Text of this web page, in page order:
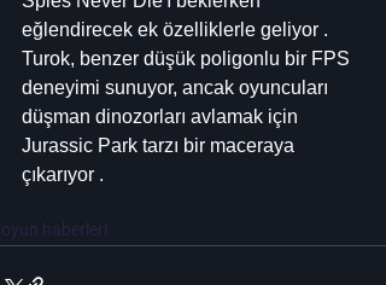
eğlendirecek ek özelliklerle geliyor .
Turok, benzer düşük poligonlu bir FPS
deneyimi sunuyor, ancak oyuncuları
düşman dinozorları avlamak için
Jurassic Park tarzı bir maceraya
çıkarıyor .
oyun haberleri